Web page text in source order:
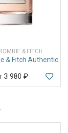
& FITCH
& Fitch Authentic
3 980 ₽